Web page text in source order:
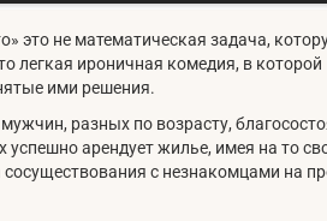
это не математическая задача,
легкая ироничная комедия, в которой
ими решения.
разных по возрасту,
успешно арендует жилье, имея на то
с незнакомцами на